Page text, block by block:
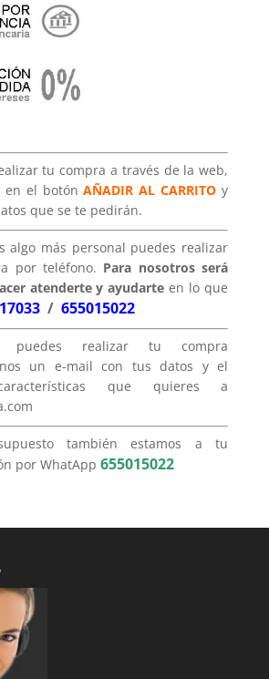
tu compra a través de la web,
en el botónAÑADIR AL CARRITO y
que se te pedirán.
algo más personal puedes realizar
por teléfono. Para nosotros será
atenderte y ayudarte en lo que
/ 655015022
puedes realizar tu compra
un e-mail con tus datos y el
que quieres a
también estamos a tu
por WhatApp 655015022